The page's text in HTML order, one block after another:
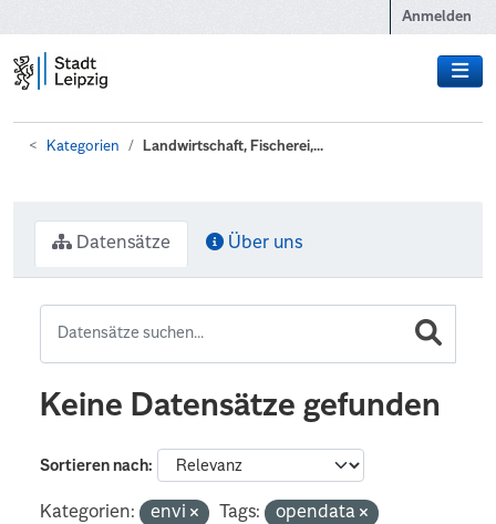
Anmelden
Kategorien Landwirtschaft, Fischerei,...
Datensätze Über uns
Keine Datensätze gefunden
Sortieren nach
Kategorien: envi Tags:
opendata